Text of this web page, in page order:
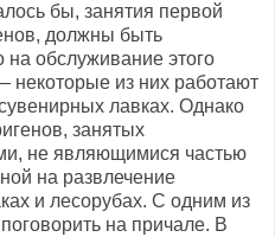
бы, занятия первой
должны быть
обслуживание этого
некоторые из них работают
лавках. Однако
занятых
не являющимися частью
на развлечение
и лесорубах. С одним из
на причале. В